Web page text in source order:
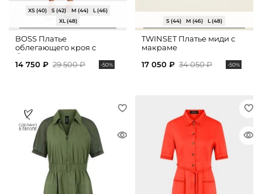
XS (40) S (42) M (44)
L (46)
XL (48)
BOSS Платье
облегающего кроя с
боковыми разрезами
14 750 ₽ 29 500 ₽ -50%
S (44) M (46) L (48)
TWINSET Платье миди с
макраме
17 050 ₽ 34 050 ₽ -50%